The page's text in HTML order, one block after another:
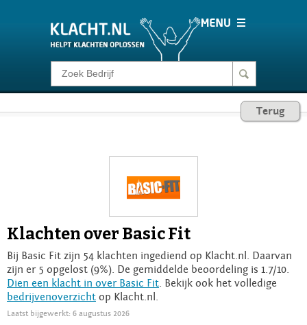
Klacht melden
Login
Terug
Klachten over Basic Fit
Bij Basic Fit zijn 54 klachten ingediend op Klacht.nl. Daarvan
zijn er 5 opgelost (9%). De gemiddelde beoordeling is 1.7/10.
Dien een klacht in over Basic Fit . Bekijk ook het volledige
bedrijvenoverzicht op Klacht.nl.
Laatst bijgewerkt: 6 augustus 2026